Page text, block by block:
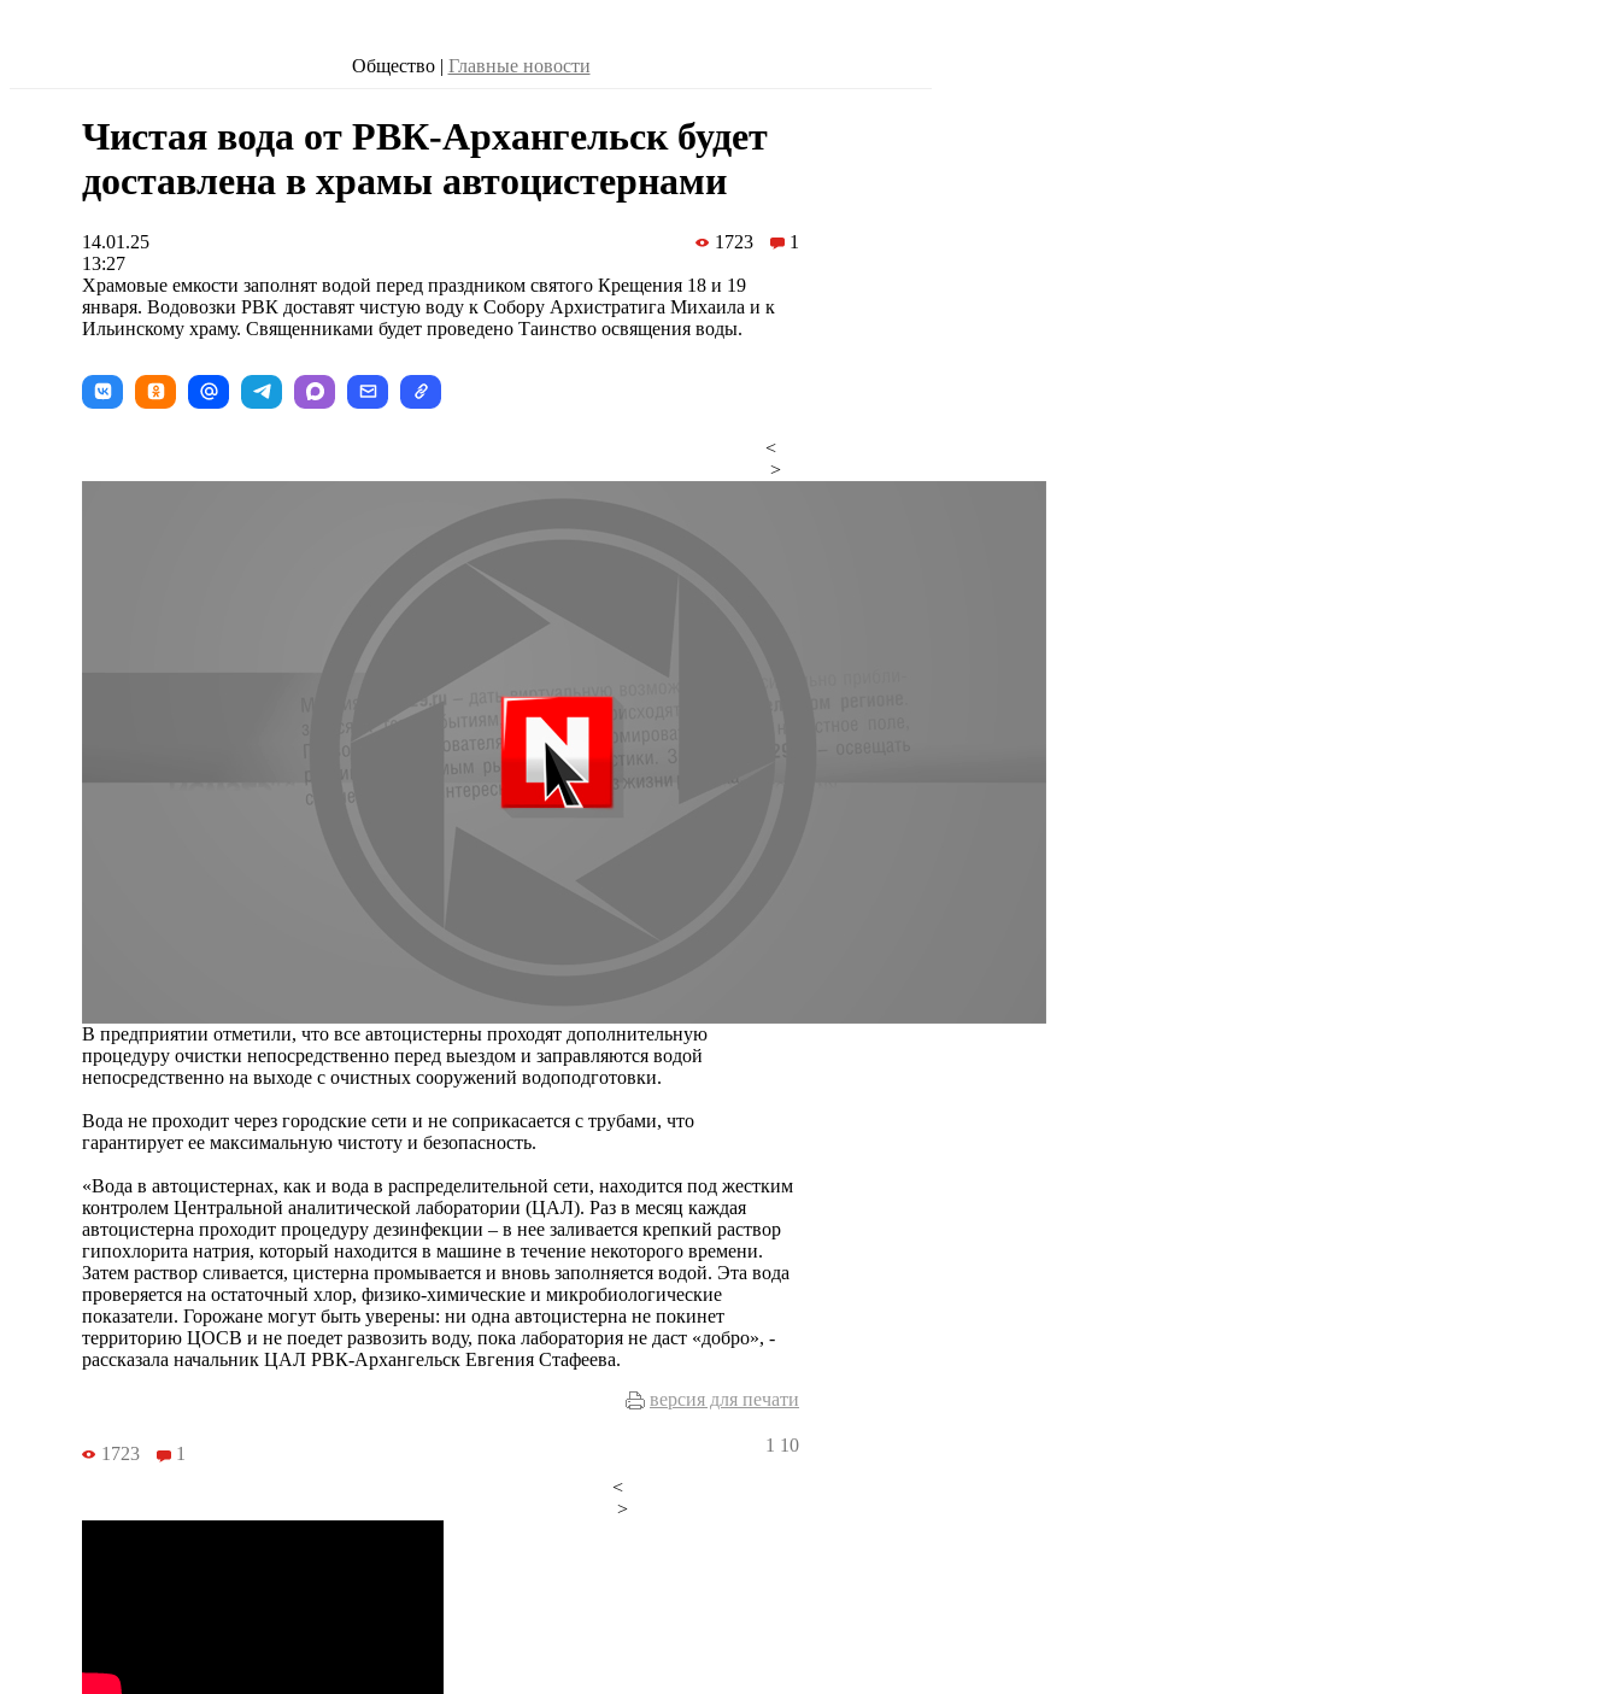
Общество | Главные новости
Чистая вода от РВК-Архангельск будет
доставлена в храмы автоцистернами
14.01.25
13:27
1723 1
Храмовые емкости заполнят водой перед праздником святого Крещения 18 и 19
января. Водовозки РВК доставят чистую воду к Собору Архистратига Михаила и к
Ильинскому храму. Священниками будет проведено Таинство освящения воды.
<
>
В предприятии отметили, что все автоцистерны проходят дополнительную
процедуру очистки непосредственно перед выездом и заправляются водой
непосредственно на выходе с очистных сооружений водоподготовки.
Вода не проходит через городские сети и не соприкасается с трубами, что
гарантирует ее максимальную чистоту и безопасность.
«Вода в автоцистернах, как и вода в распределительной сети, находится под жестким
контролем Центральной аналитической лаборатории (ЦАЛ). Раз в месяц каждая
автоцистерна проходит процедуру дезинфекции – в нее заливается крепкий раствор
гипохлорита натрия, который находится в машине в течение некоторого времени.
Затем раствор сливается, цистерна промывается и вновь заполняется водой. Эта вода
проверяется на остаточный хлор, физико-химические и микробиологические
показатели. Горожане могут быть уверены: ни одна автоцистерна не покинет
территорию ЦОСВ и не поедет развозить воду, пока лаборатория не даст «добро», -
рассказала начальник ЦАЛ РВК-Архангельск Евгения Стафеева.
версия для печати
1723 1 1 10
<
>